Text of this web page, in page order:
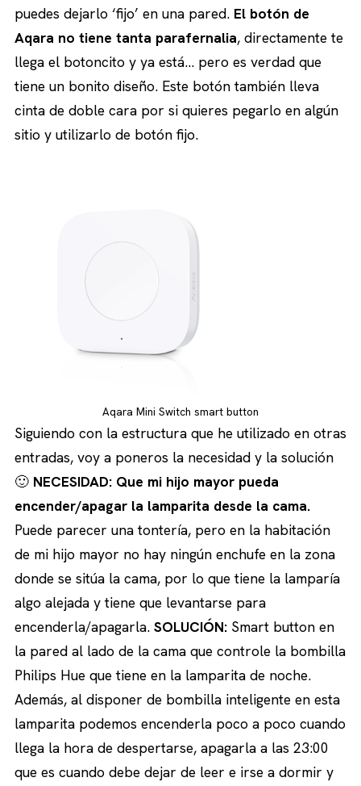
puedes dejarlo ‘fijo’ en una pared. El botón de
Aqara no tiene tanta parafernalia, directamente te
llega el botoncito y ya está… pero es verdad que
tiene un bonito diseño. Este botón también lleva
cinta de doble cara por si quieres pegarlo en algún
sitio y utilizarlo de botón fijo.
Aqara Mini Switch smart button
Siguiendo con la estructura que he utilizado en otras
entradas, voy a poneros la necesidad y la solución
🙂 NECESIDAD: Que mi hijo mayor pueda
encender/apagar la lamparita desde la cama.
Puede parecer una tontería, pero en la habitación
de mi hijo mayor no hay ningún enchufe en la zona
donde se sitúa la cama, por lo que tiene la lamparía
algo alejada y tiene que levantarse para
encenderla/apagarla. SOLUCIÓN: Smart button en
la pared al lado de la cama que controle la bombilla
Philips Hue que tiene en la lamparita de noche.
Además, al disponer de bombilla inteligente en esta
lamparita podemos encenderla poco a poco cuando
llega la hora de despertarse, apagarla a las 23:00
que es cuando debe dejar de leer e irse a dormir y